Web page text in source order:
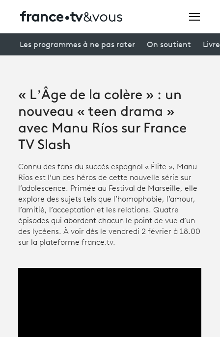
Avantages fidélité
Creators
À la une
Participer et assister à une émission
À votre écoute
Productions et innovation
Programme tv
Les programmes à ne pas rater On soutient
« L’Âge de la colère » : un
nouveau « teen drama »
avec Manu Ríos sur France
TV Slash
Connu des fans du succès espagnol « Élite », Manu
Rios est l’un des héros de cette nouvelle série sur
l’adolescence. Primée au Festival de Marseille, elle
explore des sujets tels que l’homophobie, l’amour,
l’amitié, l’acceptation et les relations. Quatre
épisodes qui abordent chacun le point de vue d’un
des lycéens. À voir dès le vendredi 2 février à 18.00
sur la plateforme france.tv.